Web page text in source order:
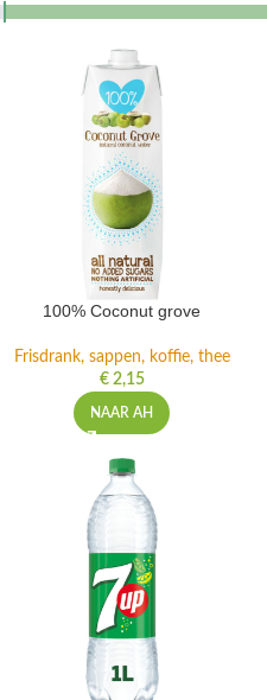
100% Coconut grove
Frisdrank, sappen, koffie, thee
€2,15
NAAR AH